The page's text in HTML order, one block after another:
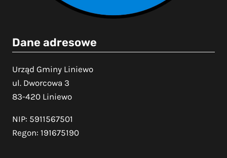
Dane adresowe
Urząd Gminy Liniewo
ul. Dworcowa 3
83-420 Liniewo
NIP: 5911567501
Regon: 191675190